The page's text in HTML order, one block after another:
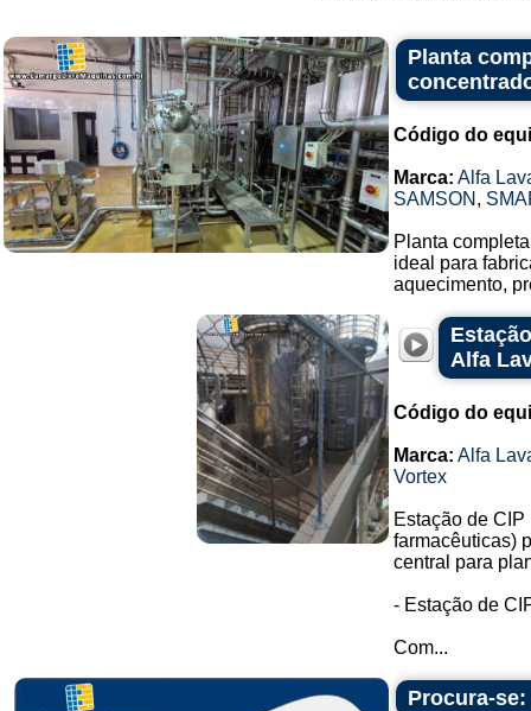
Planta
Código do
Marca: Alfa
SAMSON ,
Planta
ideal para
aquecimento,
Alfa
Código do
Marca: Alfa
Vortex
Estação de
farmacêuticas)
central para
- Estação de
Com...
Procura-